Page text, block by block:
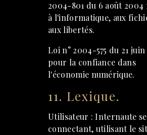
2004-801 du 6 août
à l'informatique, aux
aux libertés.
Loi n° 2004-575 du 21
pour la confiance dans
l'économie numérique.
11. Lexique.
Utilisateur : Internaute se
connectant, utilisant le